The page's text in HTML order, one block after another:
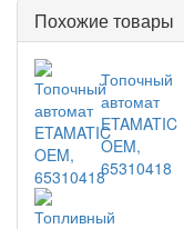
Похожие товары
Топочный
автомат
ETAMATIC
OEM,
65310418